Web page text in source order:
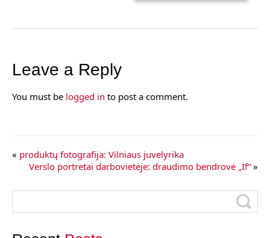
Leave a Reply
You must be logged in to post a comment.
« produktų fotografija: Vilniaus juvelyrika
Verslo portretai darbovietėje: draudimo bendrovė „If“ »